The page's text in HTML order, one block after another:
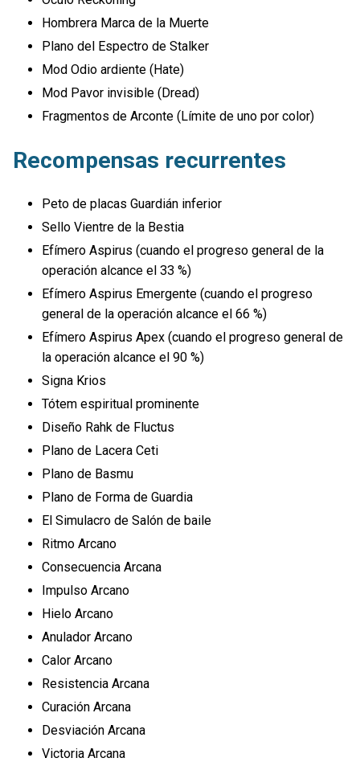
Hombrera Marca de la Muerte
Plano del Espectro de Stalker
Mod Odio ardiente (Hate)
Mod Pavor invisible (Dread)
Fragmentos de Arconte (Límite de uno por color)
Recompensas recurrentes
Peto de placas Guardián inferior
Sello Vientre de la Bestia
Efímero Aspirus (cuando el progreso general de la
operación alcance el 33 %)
Efímero Aspirus Emergente (cuando el progreso
general de la operación alcance el 66 %)
Efímero Aspirus Apex (cuando el progreso general de
la operación alcance el 90 %)
Signa Krios
Tótem espiritual prominente
Diseño Rahk de Fluctus
Plano de Lacera Ceti
Plano de Basmu
Plano de Forma de Guardia
El Simulacro de Salón de baile
Ritmo Arcano
Consecuencia Arcana
Impulso Arcano
Hielo Arcano
Anulador Arcano
Calor Arcano
Resistencia Arcana
Curación Arcana
Desviación Arcana
Victoria Arcana